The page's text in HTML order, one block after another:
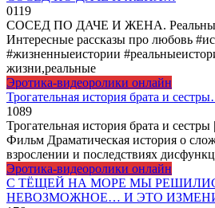
0119
СОСЕД ПО ДАЧЕ И ЖЕНА. Реальные
Интересные рассказы про любовь
#жизненныеистории
жизни,реальные
Эротика-видеоролики онлайн
Трогательная история брата и
1089
Трогательная история брата и
Фильм Драматическая история о
взрослении и последствиях
Эротика-видеоролики онлайн
С ТЁЩЕЙ НА МОРЕ МЫ
НЕВОЗМОЖНОЕ… И ЭТО